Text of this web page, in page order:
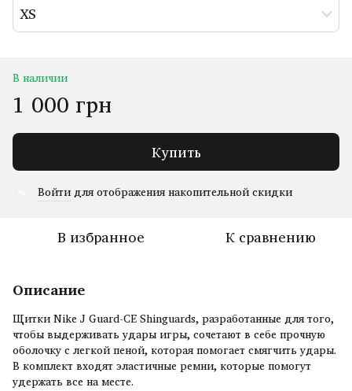
XS
В наличии
1 000 грн
Купить
Войтидля отображения накопительной скидки
В избранное К сравнению
Описание
Щитки Nike J Guard-CE Shinguards, разработанные для того,
чтобы выдерживать удары игры, сочетают в себе прочную
оболочку с легкой пеной, которая помогает смягчить удары.
В комплект входят эластичные ремни, которые помогут
удержать все на месте.